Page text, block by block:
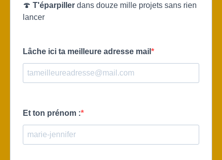
🍄 T'éparpiller dans douze mille projets sans rien
lancer
Lâche ici ta meilleure adresse mail
Et ton prénom :